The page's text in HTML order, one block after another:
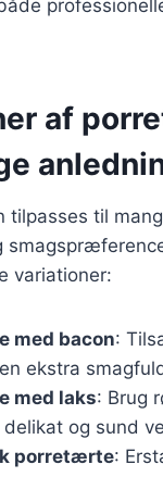
af
til
variationer:
med bacon:
ekstra
med laks: Brug
og sund
porretærte: